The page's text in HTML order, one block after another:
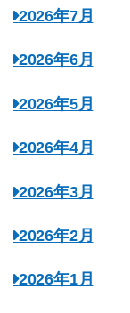
2026年7月
2026年6月
2026年5月
2026年4月
2026年3月
2026年2月
2026年1月